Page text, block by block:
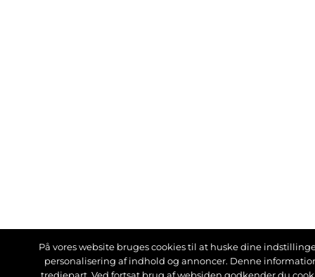
På vores website bruges cookies til at huske dine
personalisering af indhold og annoncer. Denne